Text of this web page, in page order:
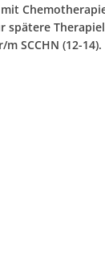
spätere
SCCHN (12-14).